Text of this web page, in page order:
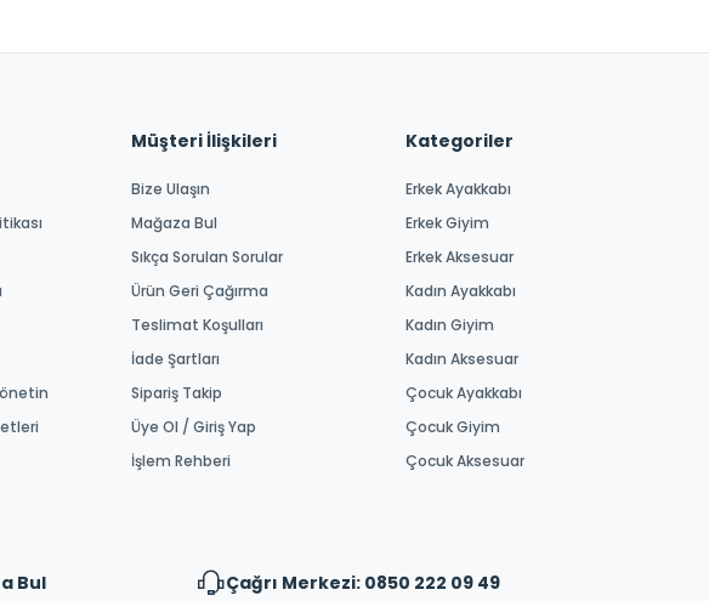
Müşteri İlişkileri
Bize Ulaşın
Mağaza Bul
Sıkça Sorulan Sorular
Ürün Geri Çağırma
Teslimat Koşulları
İade Şartları
Sipariş Takip
Üye Ol / Giriş Yap
İşlem Rehberi
Kategoriler
Erkek Ayakkabı
Erkek Giyim
Erkek Aksesuar
Kadın Ayakkabı
Kadın Giyim
Kadın Aksesuar
Çocuk Ayakkabı
Çocuk Giyim
Çocuk Aksesuar
Bul Çağrı Merkezi: 0850 222 09 49